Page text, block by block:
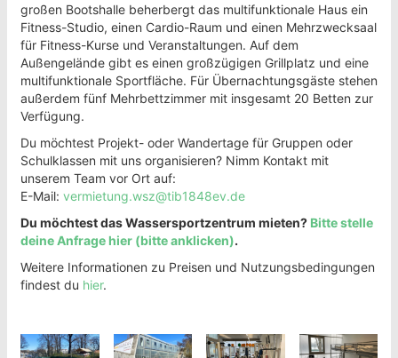
großen Bootshalle beherbergt das multifunktionale Haus ein
Fitness-Studio, einen Cardio-Raum und einen Mehrzwecksaal
für Fitness-Kurse und Veranstaltungen. Auf dem
Außengelände gibt es einen großzügigen Grillplatz und eine
multifunktionale Sportfläche. Für Übernachtungsgäste stehen
außerdem fünf Mehrbettzimmer mit insgesamt 20 Betten zur
Verfügung.
Du möchtest Projekt- oder Wandertage für Gruppen oder
Schulklassen mit uns organisieren? Nimm Kontakt mit
unserem Team vor Ort auf:
E-Mail: vermietung.wsz@tib1848ev.de
Du möchtest das Wassersportzentrum mieten? Bitte stelle
deine Anfrage hier (bitte anklicken).
Weitere Informationen zu Preisen und Nutzungsbedingungen
findest du hier.